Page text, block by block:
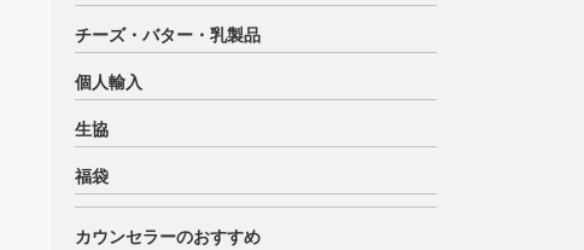
チーズ・バター・乳製品
個人輸入
生協
福袋
カウンセラーのおすすめ